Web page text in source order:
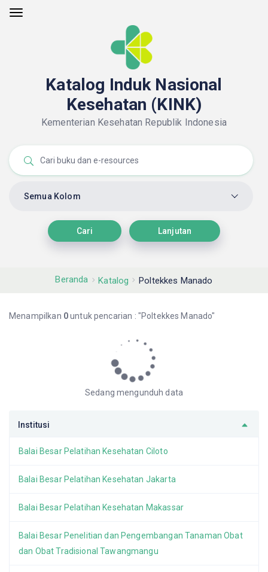
Katalog Induk Nasional
Kesehatan (KINK)
Kementerian Kesehatan Republik Indonesia
Semua Kolom
Cari Lanjutan
Beranda Katalog Poltekkes Manado
Menampilkan 0untuk pencarian : "Poltekkes Manado"
Sedang mengunduh data
Institusi
Balai Besar Pelatihan Kesehatan Ciloto
Balai Besar Pelatihan Kesehatan Jakarta
Balai Besar Pelatihan Kesehatan Makassar
Balai Besar Penelitian dan Pengembangan Tanaman Obat
dan Obat Tradisional Tawangmangu